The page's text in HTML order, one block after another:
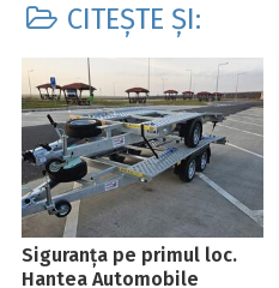
CITEȘTE ȘI:
Siguranța pe primul loc.
Hantea Automobile